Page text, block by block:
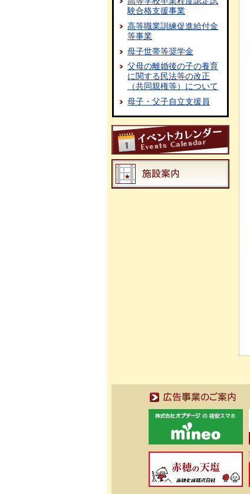
験合格支援事業
高等職業訓練促進給付金
等事業
母子世帯等奨学金
父母の離婚後の子の養育
に関する民法等の改正
（共同親権等）について
母子・父子自立支援員
広告事業のご案内